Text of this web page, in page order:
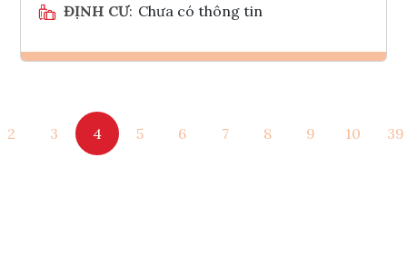
ĐỊNH CƯ: Chưa có thông tin
Tham vấn Interlink
2 3 4 5 6 7 8 9 10 39